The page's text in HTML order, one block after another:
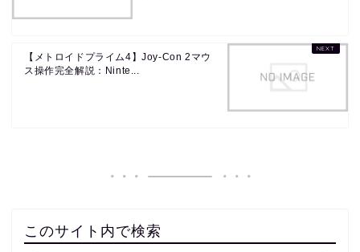
【メトロイドプライム4】Joy-Con 2マウ
ス操作完全解説：Ninte...
このサイト内で検索